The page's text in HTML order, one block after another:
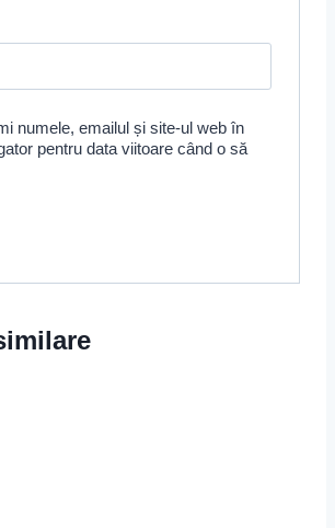
numele, emailul și site-ul web în
pentru data viitoare când o să